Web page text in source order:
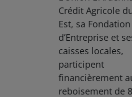
Crédit Agricole
Est, sa Fondation
d’Entreprise et
caisses locales,
participent
financièrement
reboisement de